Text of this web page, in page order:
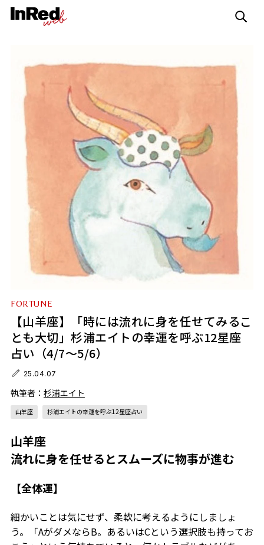
FORTUNE
【山羊座】「時には流れに身を任せてみるこ
とも大切」杉浦エイトの幸運を呼ぶ12星座
占い（4/7～5/6）
25.04.07
執筆者： 杉浦エイト
山羊座 杉浦エイトの幸運を呼ぶ12星座占い
山羊座
流れに身を任せるとスムーズに物事が進む
【全体運】
細かいことは気にせず、柔軟に考えるようにしましょ
う。「AがダメならB。あるいはCという選択肢も持ってお